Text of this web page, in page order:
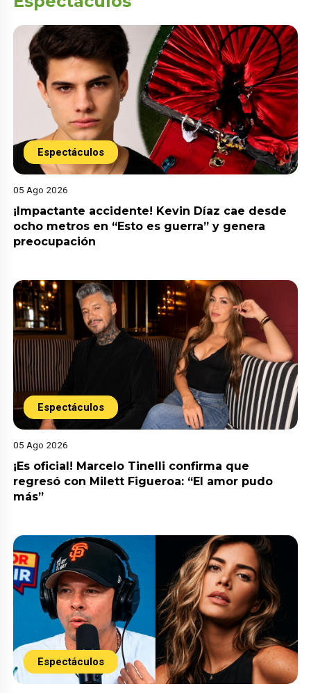
Espectáculos
05 Ago 2026
¡Impactante accidente! Kevin Díaz cae desde
ocho metros en “Esto es guerra” y genera
preocupación
Espectáculos
05 Ago 2026
¡Es oficial! Marcelo Tinelli confirma que
regresó con Milett Figueroa: “El amor pudo
más”
Espectáculos